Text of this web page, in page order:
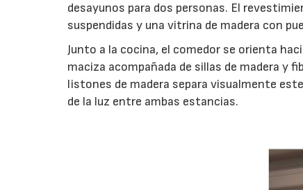
desayunos para dos personas. El
suspendidas y una vitrina de madera con
Junto a la cocina, el comedor se orienta
maciza acompañada de sillas de madera y
listones de madera separa visualmente
de la luz entre ambas estancias.